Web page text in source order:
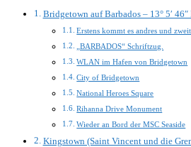
Bridgetown auf Barbados – 13° 5′ 46″
Erstens kommt es andres und
„BARBADOS“ Schriftzug.
WLAN im Hafen von Bridgetown
City of Bridgetown
National Heroes Square
Rihanna Drive Monument
Wieder an Bord der MSC Seaside
Kingstown (Saint Vincent und die